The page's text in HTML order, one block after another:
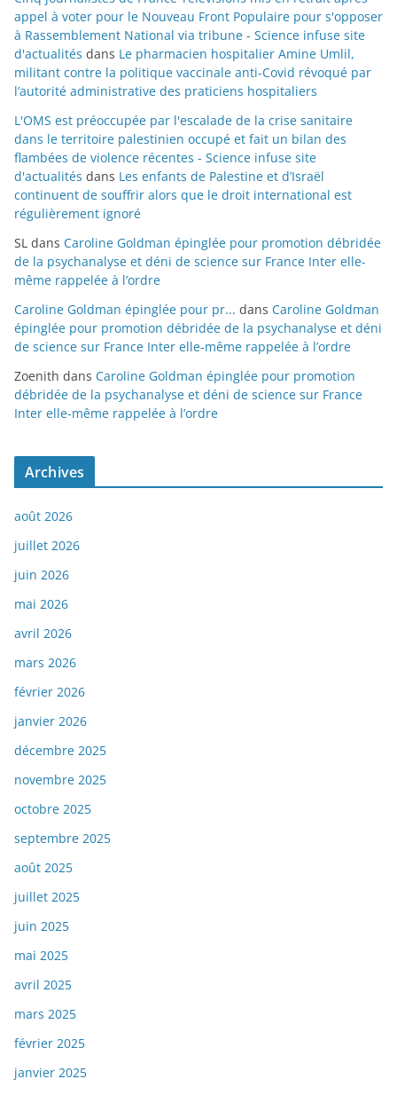
appel à voter pour le Nouveau Front Populaire pour s'opposer
à Rassemblement National via tribune - Science infuse site
d'actualités dans Le pharmacien hospitalier Amine Umlil,
militant contre la politique vaccinale anti-Covid révoqué par
l’autorité administrative des praticiens hospitaliers
L'OMS est préoccupée par l'escalade de la crise sanitaire
dans le territoire palestinien occupé et fait un bilan des
flambées de violence récentes - Science infuse site
d'actualités dans Les enfants de Palestine et d’Israël
continuent de souffrir alors que le droit international est
régulièrement ignoré
SL dans Caroline Goldman épinglée pour promotion débridée
de la psychanalyse et déni de science sur France Inter elle-
même rappelée à l’ordre
Caroline Goldman épinglée pour pr... dans Caroline Goldman
épinglée pour promotion débridée de la psychanalyse et déni
de science sur France Inter elle-même rappelée à l’ordre
Zoenith dans Caroline Goldman épinglée pour promotion
débridée de la psychanalyse et déni de science sur France
Inter elle-même rappelée à l’ordre
Archives
août 2026
juillet 2026
juin 2026
mai 2026
avril 2026
mars 2026
février 2026
janvier 2026
décembre 2025
novembre 2025
octobre 2025
septembre 2025
août 2025
juillet 2025
juin 2025
mai 2025
avril 2025
mars 2025
février 2025
janvier 2025